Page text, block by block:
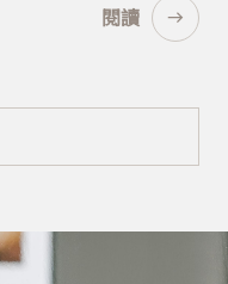
閱讀